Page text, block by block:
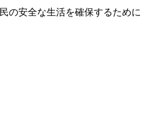
の安全な生活を確保するために